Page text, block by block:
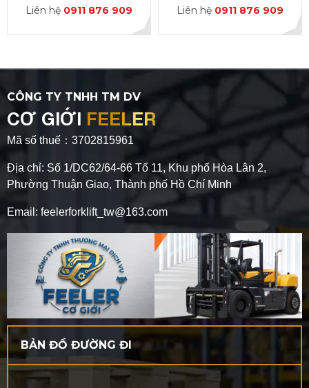
Liên hệ 0911 876 909 Liên hệ 0911 876 909
CÔNG TY TNHH TM DV
CƠ GIỚI FEELER
Mã số thuế：3702815961
Địa chỉ: Số 1/DC62/64-66 Tổ 11, Khu phố Hòa Lân 2,
Phường Thuận Giao, Thành phố Hồ Chí Minh
Email: feelerforklift_tw@163.com
BẢN ĐỒ ĐƯỜNG ĐI